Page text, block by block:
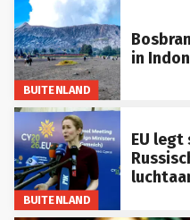
BUITENLAND
in
BUITENLAND
EU legt